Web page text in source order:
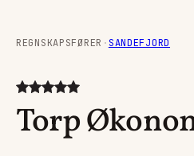
REGNSKAPSFØRER · SANDEFJORD
Torp